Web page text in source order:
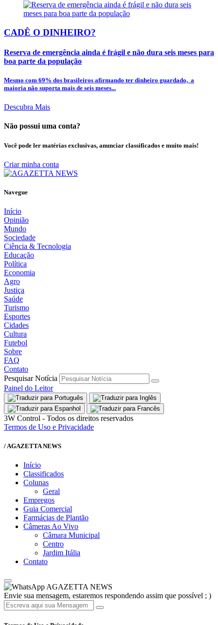
CADÊ O DINHEIRO?
Reserva de emergência ainda é frágil e não dura seis meses para
boa parte da população
Mesmo com 69% dos brasileiros afirmando ter dinheiro guardado, a
maioria não suporta mais de seis meses...
Descubra Mais
Não possui uma conta?
Você pode ler matérias exclusivas, anunciar classificados e muito mais!
Criar minha conta
Navegue
Início
Opinião
Mundo
Sociedade
Ciência & Tecnologia
Educação
Política
Economia
Agro
Justiça
Saúde
Turismo
Esportes
Cidades
Cultura
Futebol
Sobre
FAQ
Contato
Pesquisar Notícia
Painel do Leitor
3W Control - Todos os direitos reservados
Termos de Uso e Privacidade
/ AGAZETTA NEWS
Início
Classificados
Colunas
Geral
Empregos
Guia Comercial
Farmácias de Plantão
Câmeras Ao Vivo
Câmara Municipal
Centro
Jardim Itália
Contato
AGAZETTA NEWS
Envie sua mensagem, estaremos respondendo assim que possível ; )